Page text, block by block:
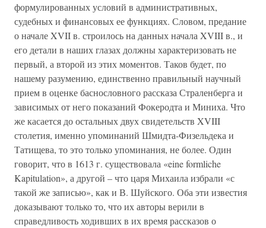
формулированных условий в административных,
судебных и финансовых ее функциях. Словом, предание
о начале XVII в. строилось на данных начала XVIII в., и
его детали в наших глазах должны характеризовать не
первый, а второй из этих моментов. Таков будет, по
нашему разумению, единственно правильный научный
прием в оценке баснословного рассказа Страленберга и
зависимых от него показаний Фокеродта и Миниха. Что
же касается до остальных двух свидетельств XVIII
столетия, именно упоминаний Шмидта-Физельдека и
Татищева, то это только упоминания, не более. Один
говорит, что в 1613 г. существовала «eine formliche
Kapitulation», а другой – что царя Михаила избрали «с
такой же записью», как и В. Шуйского. Оба эти известия
доказывают только то, что их авторы верили в
справедливость ходивших в их время рассказов о